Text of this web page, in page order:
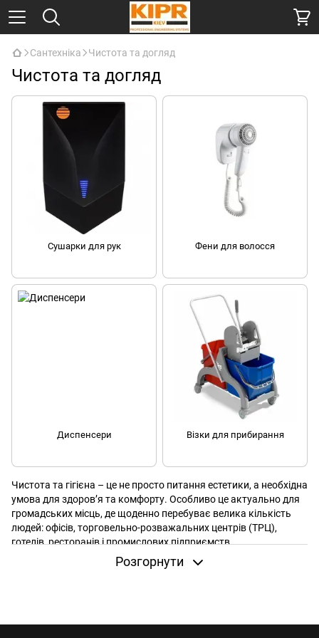
Сантехніка Чистота та догляд
Чистота та догляд
Чистота та гігієна – це не просто питання естетики, а необхідна
умова для здоров’я та комфорту. Особливо це актуально для
громадських місць, де щоденно перебуває велика кількість
людей: офісів, торговельно-розважальних центрів (ТРЦ),
готелів, ресторанів і промислових підприємств.
Для підтримання належного рівня гігієни використовують
Обираючи якісне професійне обладнання для прибирання,
Розгорнути
Сушарки для рук Фени для волосся
Диспенсери Візки для прибирання